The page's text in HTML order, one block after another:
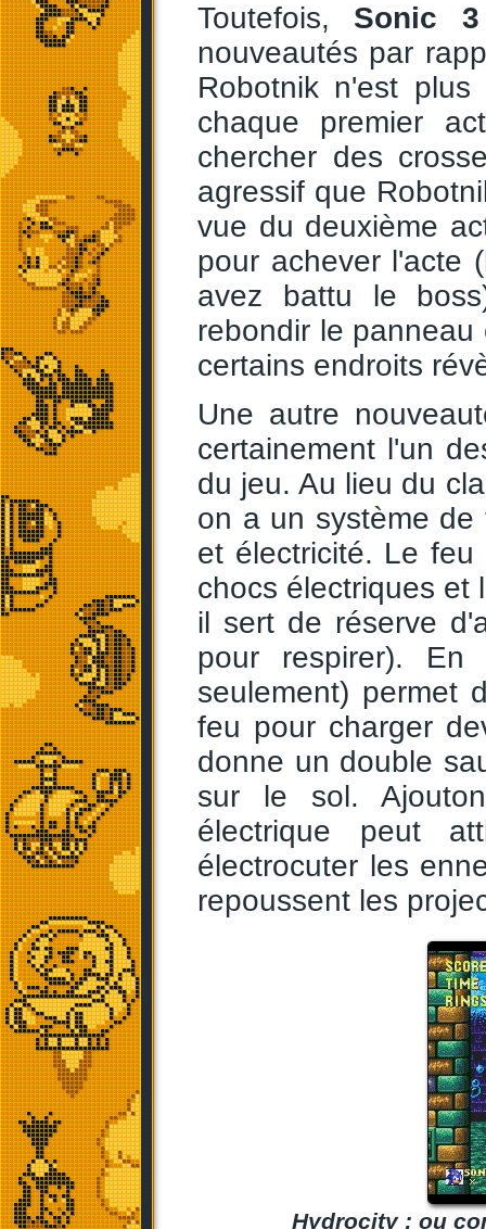
Toutefois, Sonic
nouveautés par
Robotnik n'est
chaque premier
chercher des
agressif que
vue du deuxième
pour achever l'acte
avez battu le
rebondir le
certains endroits
Une autre
certainement l'un
du jeu. Au lieu du
on a un système de
et électricité. Le
chocs électriques et
il sert de réserve
pour respirer). En
seulement) permet
feu pour charger
donne un double
sur le sol.
électrique peut
électrocuter les
repoussent les
Hydrocity : ou